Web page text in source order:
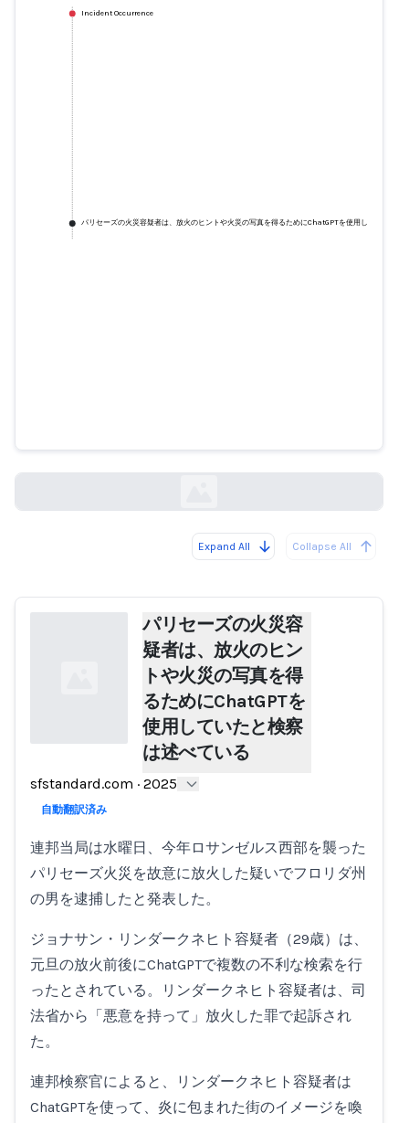
Incident Occurrence
パリセーズの火災容疑者は、放火のヒントや火災の写真を得るためにChatGPTを使用していたと検
Expand All Collapse All
Loading...
パリセーズの火災容
疑者は、放火のヒン
トや火災の写真を得
るためにChatGPTを
使用していたと検察
は述べている
sfstandard.com · 2025
自動翻訳済み
連邦当局は水曜日、今年ロサンゼルス西部を襲った
パリセーズ火災を故意に放火した疑いでフロリダ州
の男を逮捕したと発表した。
ジョナサン・リンダークネヒト容疑者（29歳）は、
元旦の放火前後にChatGPTで複数の不利な検索を行
ったとされている。リンダークネヒト容疑者は、司
法省から「悪意を持って」放火した罪で起訴され
た。
連邦検察官によると、リンダークネヒト容疑者は
ChatGPTを使って、炎に包まれた街のイメージを喚